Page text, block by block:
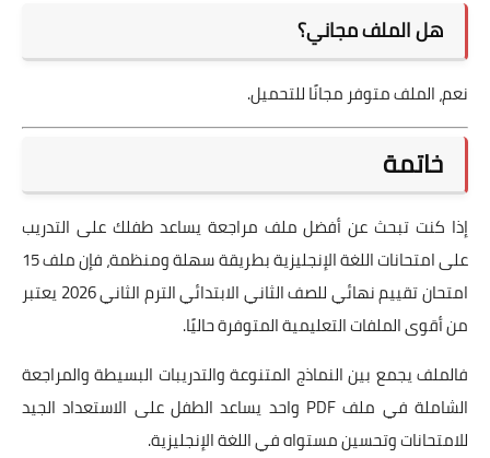
هل الملف مجاني؟
نعم، الملف متوفر مجانًا للتحميل.
خاتمة
إذا كنت تبحث عن أفضل ملف مراجعة يساعد طفلك على التدريب
على امتحانات اللغة الإنجليزية بطريقة سهلة ومنظمة، فإن ملف 15
امتحان تقييم نهائي للصف الثاني الابتدائي الترم الثاني 2026 يعتبر
من أقوى الملفات التعليمية المتوفرة حاليًا.
فالملف يجمع بين النماذج المتنوعة والتدريبات البسيطة والمراجعة
الشاملة في ملف PDF واحد يساعد الطفل على الاستعداد الجيد
للامتحانات وتحسين مستواه في اللغة الإنجليزية.